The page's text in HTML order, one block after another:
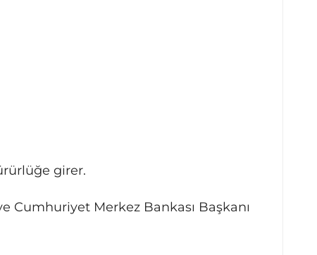
girer.
Cumhuriyet Merkez Bankası Başkanı